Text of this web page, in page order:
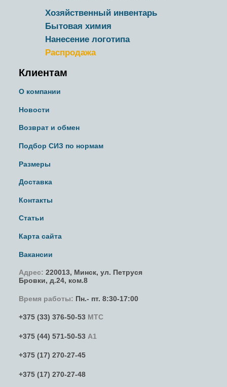
Хозяйственный инвентарь
Бытовая химия
Нанесение логотипа
Распродажа
Клиентам
О компании
Новости
Возврат и обмен
Подбор СИЗ по нормам
Размеры
Доставка
Контакты
Статьи
Карта сайта
Вакансии
Адрес: 220013, Минск, ул. Петруся
Бровки, д.24, ком.8
Время работы: Пн.- пт. 8:30-17:00
+375 (33) 376-50-53 МТС
+375 (44) 571-50-53 А1
+375 (17) 270-27-45
+375 (17) 270-27-48